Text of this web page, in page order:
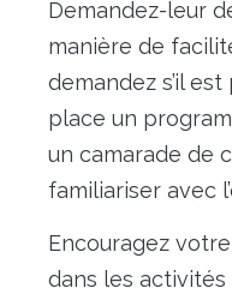
Demandez-leur
manière de
demandez s’il
place un
un camarade de
familiariser avec
Encouragez
dans les